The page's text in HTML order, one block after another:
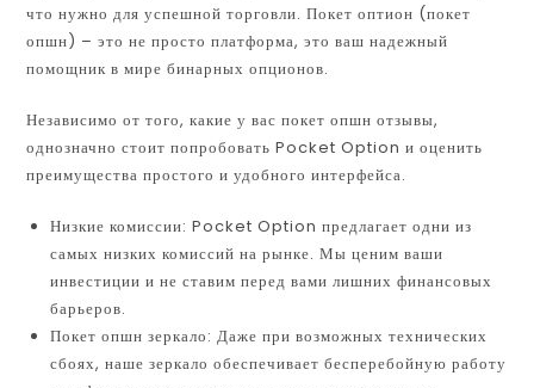
что нужно для успешной торговли. Покет оптион (покет
опшн) – это не просто платформа, это ваш надежный
помощник в мире бинарных опционов.
Независимо от того, какие у вас покет опшн отзывы,
однозначно стоит попробовать Pocket Option и оценить
преимущества простого и удобного интерфейса.
Низкие комиссии: Pocket Option предлагает одни из
самых низких комиссий на рынке. Мы ценим ваши
инвестиции и не ставим перед вами лишних финансовых
барьеров.
Покет опшн зеркало: Даже при возможных технических
сбоях, наше зеркало обеспечивает бесперебойную работу